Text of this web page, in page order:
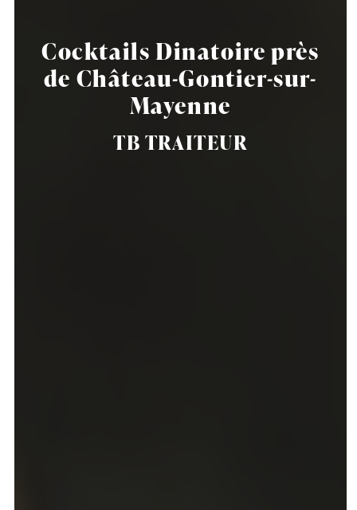
Cocktails Dinatoire près
de Château-Gontier-sur-
Mayenne
TB TRAITEUR